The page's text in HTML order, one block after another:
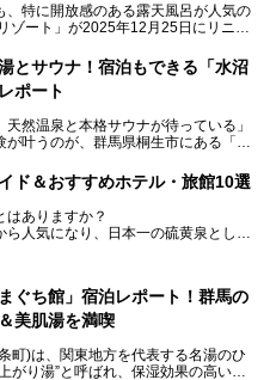
、特に開放感のある露天風呂が人気の
ゾート」が2025年12月25日にリニュ
なって、上州グルメにこだわったビュ
スはシャトルバスで楽々、さらに草津
「草津温泉 大東舘」「亀の井ホテ
ホテル 草津リゾート」を徹底レポー
スピタリティ株式会社【PR】
ル 草津リゾートのPR記事です。
とサウナ！宿泊もできる「水沼
ポート
天然温泉と本格サウナが待っている」
叶うのが、群馬県桐生市にある「駅
湯」と宿泊もできる「サウナの森」、
す。
ユニークな駅直結の「水沼の湯」の
泉好き、サウナー、そして電車旅好き
ド＆おすすめホテル・旅館10選
はありますか？
人気になり、日本一の硫黄泉として
。
実際に行ってみました！万座温泉の楽
を解説します。
温泉から混浴可能な温泉まで、おす
ぐち館」宿泊レポート！群馬の
美肌湯を満喫
町)は、関東地方を代表する名湯のひ
がり湯”と呼ばれ、保湿効果の高い美